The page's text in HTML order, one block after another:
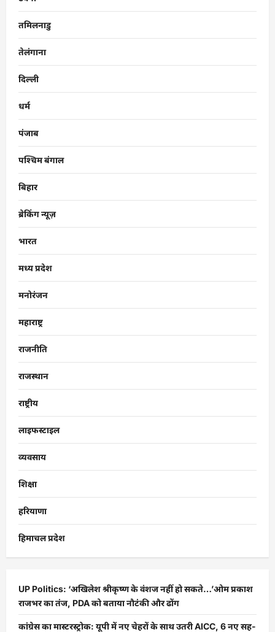
तमिलनाडु
तेलंगाना
दिल्ली
धर्म
पंजाब
पश्चिम बंगाल
बिहार
ब्रेकिंग न्यूज़
भारत
मध्य प्रदेश
मनोरंजन
महाराष्ट्र
राजनीति
राजस्थान
राष्ट्रीय
लाइफस्टाइल
व्यवसाय
शिक्षा
हरियाणा
हिमाचल प्रदेश
UP Politics: ‘अखिलेश श्रीकृष्ण के वंशज नहीं हो सकते…’ओम प्रकाश
राजभर का तंज, PDA को बताया नौटंकी और ढोंग
कांग्रेस का मास्टरस्ट्रोक: यूपी में नए चेहरों के साथ उतरी AICC, 6 नए सह-